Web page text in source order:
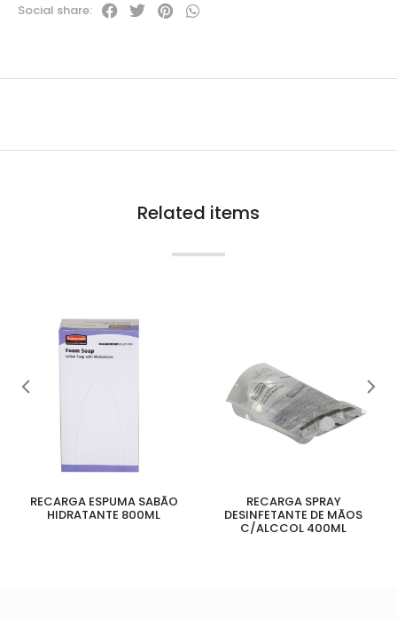
Social share:
Related items
RECARGA ESPUMA SABÃO
HIDRATANTE 800ML
RECARGA SPRAY
DESINFETANTE DE MÃOS
C/ALCCOL 400ML